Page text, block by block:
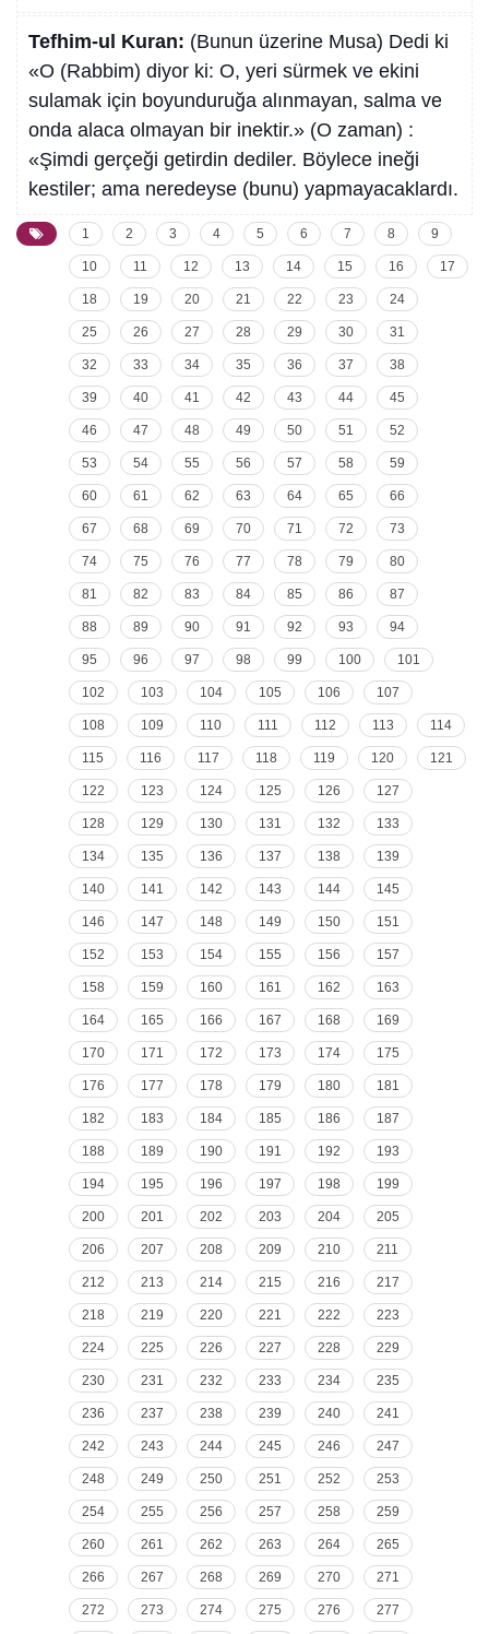
Tefhim-ul Kuran: (Bunun üzerine Musa) Dedi ki
«O (Rabbim) diyor ki: O, yeri sürmek ve ekini
sulamak için boyunduruğa alınmayan, salma ve
onda alaca olmayan bir inektir.» (O zaman) :
«Şimdi gerçeği getirdin dediler. Böylece ineği
kestiler; ama neredeyse (bunu) yapmayacaklardı.
1 2 3 4 5 6 7 8 9
10 11 12 13 14 15 16 17
18 19 20 21 22 23 24
25 26 27 28 29 30 31
32 33 34 35 36 37 38
39 40 41 42 43 44 45
46 47 48 49 50 51 52
53 54 55 56 57 58 59
60 61 62 63 64 65 66
67 68 69 70 71 72 73
74 75 76 77 78 79 80
81 82 83 84 85 86 87
88 89 90 91 92 93 94
95 96 97 98 99 100 101
102 103 104 105 106 107
108 109 110 111 112 113 114
115 116 117 118 119 120 121
122 123 124 125 126 127
128 129 130 131 132 133
134 135 136 137 138 139
140 141 142 143 144 145
146 147 148 149 150 151
152 153 154 155 156 157
158 159 160 161 162 163
164 165 166 167 168 169
170 171 172 173 174 175
176 177 178 179 180 181
182 183 184 185 186 187
188 189 190 191 192 193
194 195 196 197 198 199
200 201 202 203 204 205
206 207 208 209 210 211
212 213 214 215 216 217
218 219 220 221 222 223
224 225 226 227 228 229
230 231 232 233 234 235
236 237 238 239 240 241
242 243 244 245 246 247
248 249 250 251 252 253
254 255 256 257 258 259
260 261 262 263 264 265
266 267 268 269 270 271
272 273 274 275 276 277